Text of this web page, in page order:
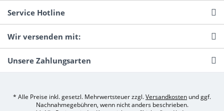
Service Hotline
Wir versenden mit:
Unsere Zahlungsarten
* Alle Preise inkl. gesetzl. Mehrwertsteuer zzgl.Versandkosten und ggf.
Nachnahmegebühren, wenn nicht anders beschrieben.